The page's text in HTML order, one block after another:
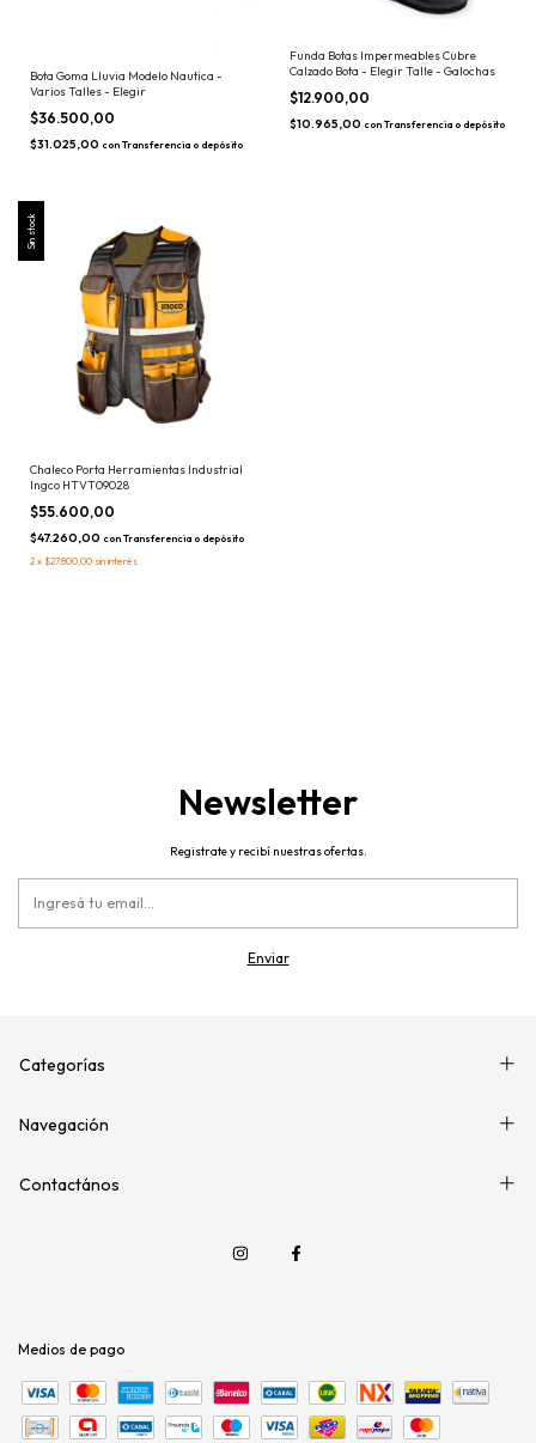
Bota Goma Lluvia Modelo Nautica -
Varios Talles - Elegir
$36.500,00
$31.025,00 con Transferencia o depósito
Funda Botas Impermeables Cubre
Calzado Bota - Elegir Talle - Galochas
$12.900,00
$10.965,00 con Transferencia o depósito
Sin stock
Chaleco Porta Herramientas Industrial
Ingco HTVT09028
$55.600,00
$47.260,00 con Transferencia o depósito
2 x $27.800,00 sin interés
Newsletter
Registrate y recibí nuestras ofertas.
Categorías
Navegación
Contactános
Medios de pago